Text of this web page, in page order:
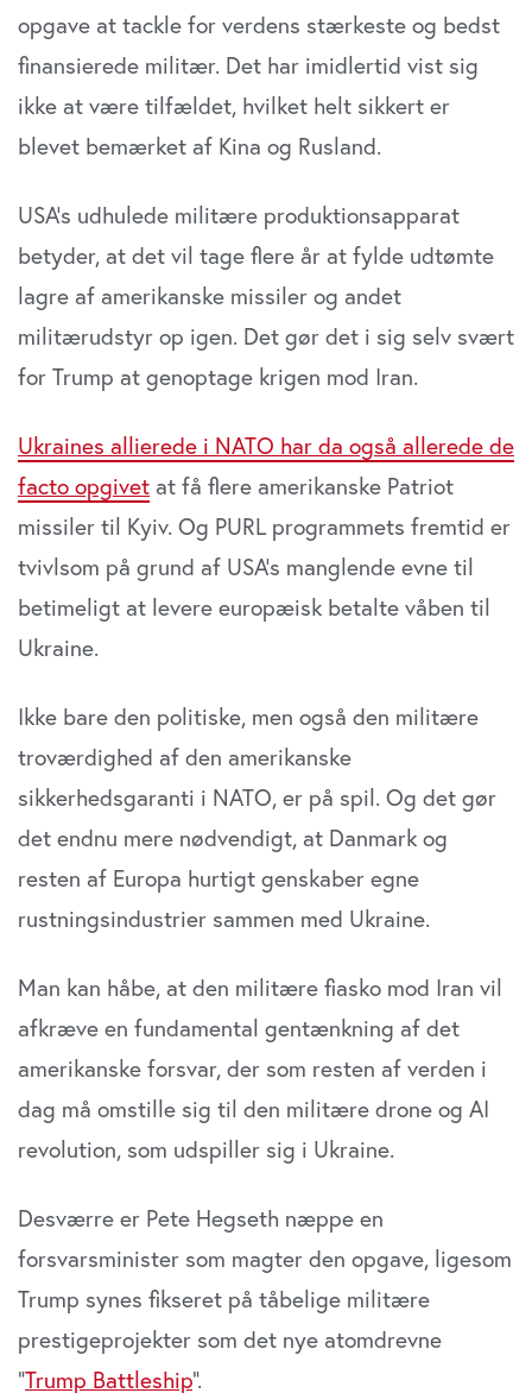
opgave at tackle for verdens stærkeste og bedst
finansierede militær. Det har imidlertid vist sig
ikke at være tilfældet, hvilket helt sikkert er
blevet bemærket af Kina og Rusland.
USA’s udhulede militære produktionsapparat
betyder, at det vil tage flere år at fylde udtømte
lagre af amerikanske missiler og andet
militærudstyr op igen. Det gør det i sig selv svært
for Trump at genoptage krigen mod Iran.
Ukraines allierede i NATO har da også allerede de
facto opgivet at få flere amerikanske Patriot
missiler til Kyiv. Og PURL programmets fremtid er
tvivlsom på grund af USA’s manglende evne til
betimeligt at levere europæisk betalte våben til
Ukraine.
Ikke bare den politiske, men også den militære
troværdighed af den amerikanske
sikkerhedsgaranti i NATO, er på spil. Og det gør
det endnu mere nødvendigt, at Danmark og
resten af Europa hurtigt genskaber egne
rustningsindustrier sammen med Ukraine.
Man kan håbe, at den militære fiasko mod Iran vil
afkræve en fundamental gentænkning af det
amerikanske forsvar, der som resten af verden i
dag må omstille sig til den militære drone og AI
revolution, som udspiller sig i Ukraine.
Desværre er Pete Hegseth næppe en
forsvarsminister som magter den opgave, ligesom
Trump synes fikseret på tåbelige militære
prestigeprojekter som det nye atomdrevne
”Trump Battleship”.